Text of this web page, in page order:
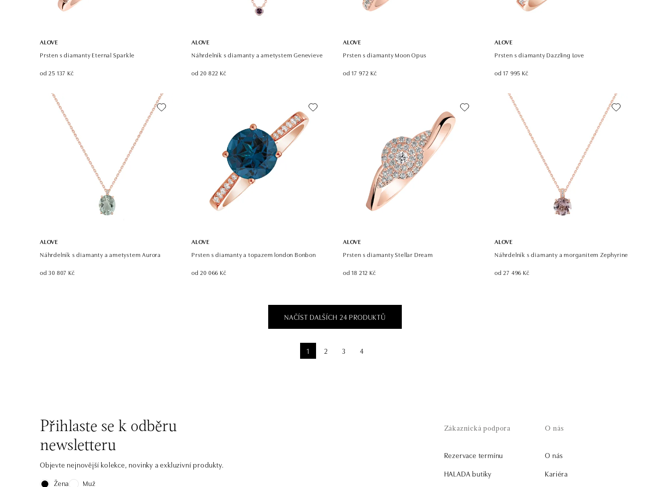
ALOVE
Prsten s diamanty Eternal Sparkle
od 25 137 Kč
ALOVE
Náhrdelník s diamanty a ametystem Genevieve
od 20 822 Kč
ALOVE
Prsten s diamanty Moon Opus
od 17 972 Kč
ALOVE
Prsten s diamanty Dazzling Love
od 17 995 Kč
ALOVE
Náhrdelník s diamanty a ametystem Aurora
od 30 807 Kč
ALOVE
Prsten s diamanty a topazem london Bonbon
od 20 066 Kč
ALOVE
Prsten s diamanty Stellar Dream
od 18 212 Kč
ALOVE
Náhrdelník s diamanty a morganitem Zephyrine
od 27 496 Kč
NAČÍST DALŠÍCH 24 PRODUKTŮ
1 2 3 4
Přihlaste se k odběru
newsletteru
Objevte nejnovější kolekce, novinky a exkluzivní produkty.
Žena
Muž
Zákaznická podpora
Rezervace termínu
HALADA butiky
O nás
O nás
Kariéra